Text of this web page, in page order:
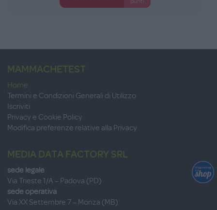
MAMMACHETEST
Home
Termini e Condizioni Generali di Utilizzo
Iscriviti
Privacy e Cookie Policy
Modifica preferenze relative alla Privacy
MEDIA DATA FACTORY SRL
sede legale
Via Trieste 1/A – Padova (PD)
sede operativa
Via XX Settembre 7 – Monza (MB)